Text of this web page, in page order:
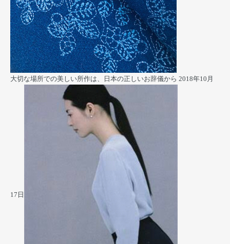
大切な場所での美しい所作は、日本の正しいお辞儀から 2018年10月
17日